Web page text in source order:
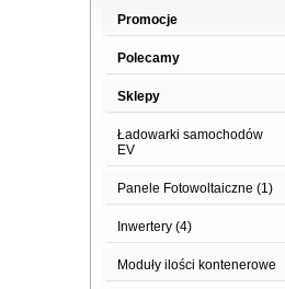
Promocje
Polecamy
Sklepy
Ładowarki samochodów
EV
Panele Fotowoltaiczne (1)
Inwertery (4)
Moduły ilości kontenerowe